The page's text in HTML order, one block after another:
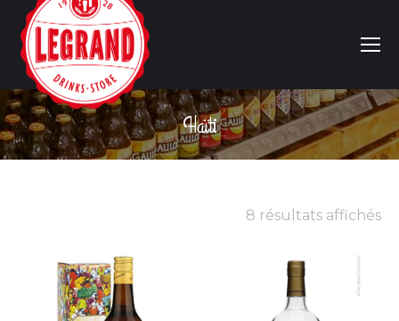
Haïti
Vous êtes ici :
8 résultats affichés